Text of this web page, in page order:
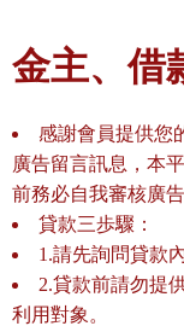
金主、借
感謝會員提供您
廣告留言訊息，本
前務必自我審核廣
貸款三歩驟：
1.請先詢問貸款內
2.貸款前請勿提
利用對象。